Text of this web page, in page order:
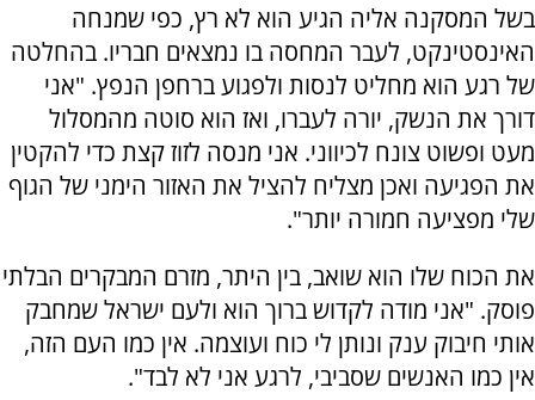
בשל המסקנה אליה הגיע הוא לא רץ, כפי שמנחה
האינסטינקט, לעבר המחסה בו נמצאים חבריו. בהחלטה
של רגע הוא מחליט לנסות ולפגוע ברחפן הנפץ. "אני
דורך את הנשק, יורה לעברו, ואז הוא סוטה מהמסלול
מעט ופשוט צונח לכיווני. אני מנסה לזוז קצת כדי להקטין
את הפגיעה ואכן מצליח להציל את האזור הימני של הגוף
שלי מפציעה חמורה יותר".
את הכוח שלו הוא שואב, בין היתר, מזרם המבקרים הבלתי
פוסק. "אני מודה לקדוש ברוך הוא ולעם ישראל שמחבק
אותי חיבוק ענק ונותן לי כוח ועוצמה. אין כמו העם הזה,
אין כמו האנשים שסביבי, לרגע אני לא לבד".